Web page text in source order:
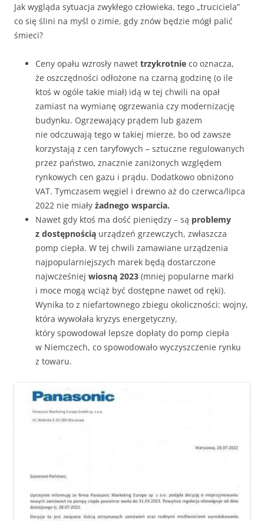
Jak wygląda sytuacja zwykłego człowieka, tego „truciciela”
co się ślini na myśl o zimie, gdy znów będzie mógł palić
śmieci?
Ceny opału wzrosły nawet trzykrotnie co oznacza,
że oszczędności odłożone na czarną godzinę (o ile
ktoś w ogóle takie miał) idą w tej chwili na opał
zamiast na wymianę ogrzewania czy modernizację
budynku. Ogrzewający prądem lub gazem
nie odczuwają tego w takiej mierze, bo od zawsze
korzystają z cen taryfowych – sztuczne regulowanych
przez państwo, znacznie zaniżonych względem
rynkowych cen gazu i prądu. Dodatkowo obniżono
VAT. Tymczasem węgiel i drewno aż do czerwca/lipca
2022 nie miały żadnego wsparcia.
Nawet gdy ktoś ma dość pieniędzy – są problemy
z dostępnością urządzeń grzewczych, zwłaszcza
pomp ciepła. W tej chwili zamawiane urządzenia
najpopularniejszych marek będą dostarczone
najwcześniej wiosną 2023 (mniej popularne marki
i moce mogą wciąż być dostępne nawet od ręki).
Wynika to z niefartownego zbiegu okoliczności: wojny,
która wywołała kryzys energetyczny,
który spowodował lepsze dopłaty do pomp ciepła
w Niemczech, co spowodowało wyczyszczenie rynku
z towaru.